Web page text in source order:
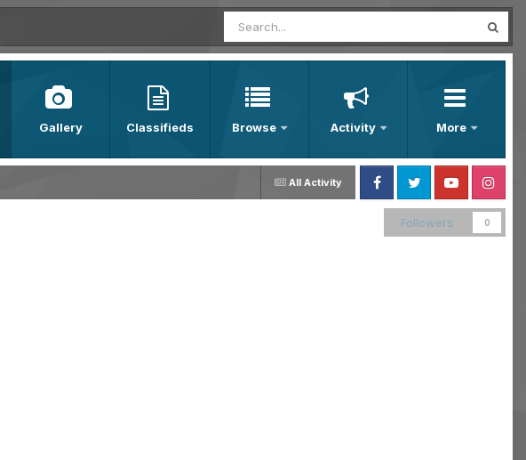
Gallery Classifieds Browse Activity More
All Activity
FacebookTwitter YoutubeInstagram
Followers 0